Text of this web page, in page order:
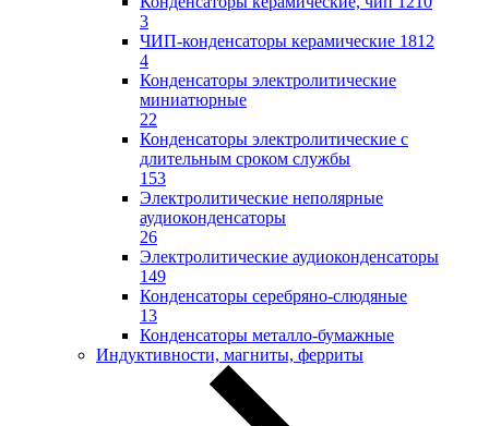
3
ЧИП-конденсаторы керамические 1812
4
Конденсаторы электролитические
миниатюрные
22
Конденсаторы электролитические с
длительным сроком службы
153
Электролитические неполярные
аудиоконденсаторы
26
Электролитические аудиоконденсаторы
149
Конденсаторы серебряно-слюдяные
13
Конденсаторы металло-бумажные
Индуктивности, магниты, ферриты